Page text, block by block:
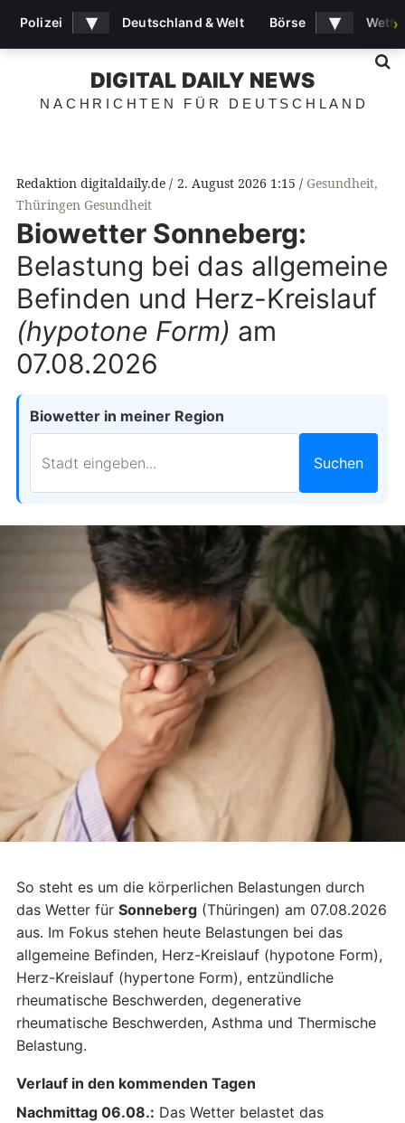
DIGITAL DAILY NEWS
NACHRICHTEN FÜR DEUTSCHLAND
Redaktion digitaldaily.de 2. August 2026 1:15 Gesundheit,
Thüringen Gesundheit
Biowetter Sonneberg:
Belastung bei das allgemeine
Befinden und Herz-Kreislauf
(hypotone Form) am
07.08.2026
Biowetter in meiner Region
Suchen
So steht es um die körperlichen Belastungen durch
das Wetter für Sonneberg (Thüringen) am 07.08.2026
aus. Im Fokus stehen heute Belastungen bei das
allgemeine Befinden, Herz-Kreislauf (hypotone Form),
Herz-Kreislauf (hypertone Form), entzündliche
rheumatische Beschwerden, degenerative
rheumatische Beschwerden, Asthma und Thermische
Belastung.
Verlauf in den kommenden Tagen
Nachmittag 06.08.: Das Wetter belastet das
Polizei ▾ Deutschland & Welt Börse ▾ ›